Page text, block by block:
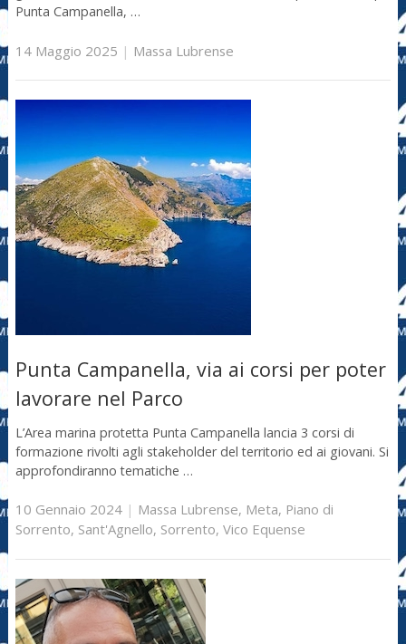
Punta Campanella, …
14 Maggio 2025 | Massa Lubrense
Punta Campanella, via ai corsi per poter
lavorare nel Parco
L’Area marina protetta Punta Campanella lancia 3 corsi di
formazione rivolti agli stakeholder del territorio ed ai giovani. Si
approfondiranno tematiche …
10 Gennaio 2024| Massa Lubrense, Meta, Piano di
Sorrento, Sant'Agnello, Sorrento, Vico Equense